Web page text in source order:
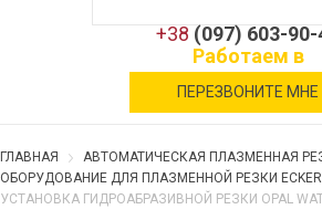
+38 (097) 603-90-
Работаем в
военное время
ПЕРЕЗВОНИТЕ МНЕ
ГЛАВНАЯ
АВТОМАТИЧЕСКАЯ ПЛАЗМЕННАЯ
ОБОРУДОВАНИЕ ДЛЯ ПЛАЗМЕННОЙ РЕЗКИ
УСТАНОВКА ГИДРОАБРАЗИВНОЙ РЕЗКИ OPAL